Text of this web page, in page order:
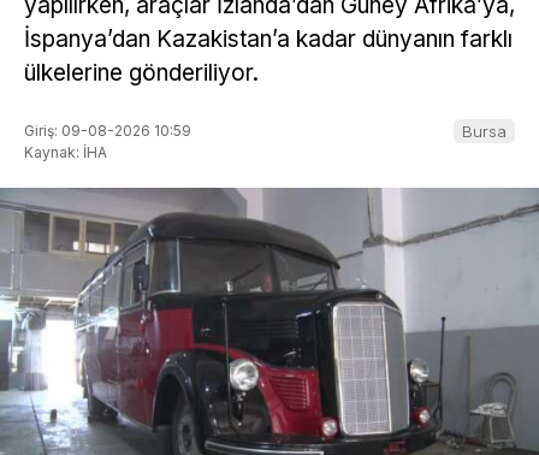
İspanya’dan Kazakistan’a kadar dünyanın farklı
ülkelerine gönderiliyor.
Giriş: 09-08-2026 10:59
Kaynak: İHA
Bursa